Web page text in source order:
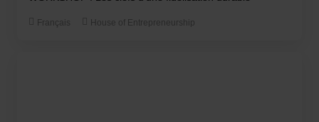
Français House of Entrepreneurship